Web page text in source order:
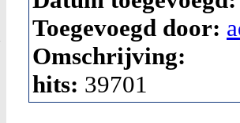
Toegevoegd door:
Omschrijving:
hits: 39701